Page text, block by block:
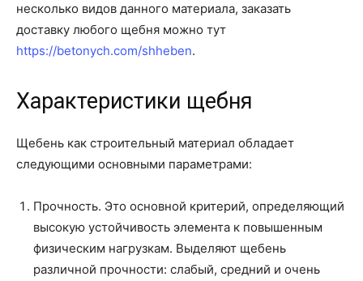
несколько видов данного материала, заказать
доставку любого щебня можно тут
https://betonych.com/shheben.
Характеристики щебня
Щебень как строительный материал обладает
следующими основными параметрами:
Прочность. Это основной критерий, определяющий
высокую устойчивость элемента к повышенным
физическим нагрузкам. Выделяют щебень
различной прочности: слабый, средний и очень